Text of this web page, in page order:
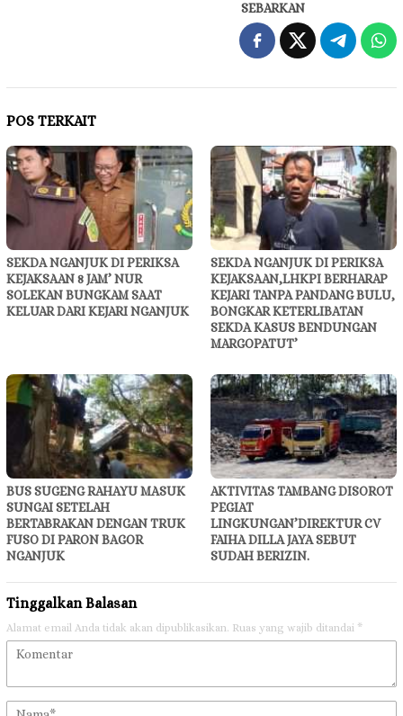
SEBARKAN
POS TERKAIT
SEKDA NGANJUK DI PERIKSA
KEJAKSAAN 8 JAM’ NUR
SOLEKAN BUNGKAM SAAT
KELUAR DARI KEJARI NGANJUK
SEKDA NGANJUK DI PERIKSA
KEJAKSAAN,LHKPI BERHARAP
KEJARI TANPA PANDANG BULU,
BONGKAR KETERLIBATAN
SEKDA KASUS BENDUNGAN
MARGOPATUT’
BUS SUGENG RAHAYU MASUK
SUNGAI SETELAH
BERTABRAKAN DENGAN TRUK
FUSO DI PARON BAGOR
NGANJUK
AKTIVITAS TAMBANG DISOROT
PEGIAT
LINGKUNGAN’DIREKTUR CV
FAIHA DILLA JAYA SEBUT
SUDAH BERIZIN.
Tinggalkan Balasan
Alamat email Anda tidak akan dipublikasikan. Ruas yang wajib ditandai *